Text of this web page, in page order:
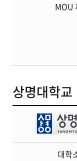
MOU
상명대학교
대학